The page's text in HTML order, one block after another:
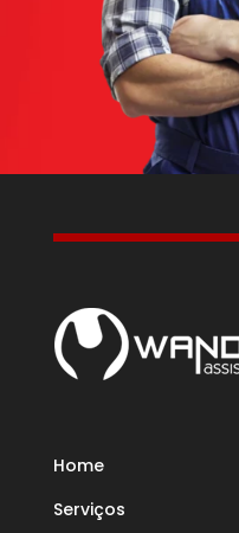
Home
Serviços